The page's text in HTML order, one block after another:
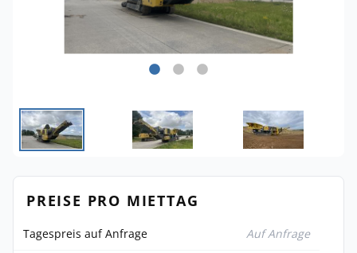
PREISE PRO MIETTAG
Tagespreis auf Anfrage Auf Anfrage